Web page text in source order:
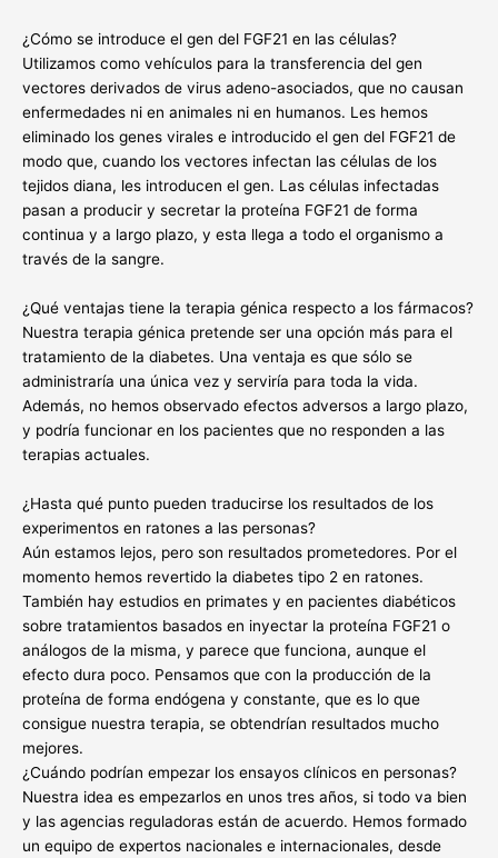
¿Cómo se introduce el gen del FGF21 en las células?
Utilizamos como vehículos para la transferencia del gen
vectores derivados de virus adeno-asociados, que no causan
enfermedades ni en animales ni en humanos. Les hemos
eliminado los genes virales e introducido el gen del FGF21 de
modo que, cuando los vectores infectan las células de los
tejidos diana, les introducen el gen. Las células infectadas
pasan a producir y secretar la proteína FGF21 de forma
continua y a largo plazo, y esta llega a todo el organismo a
través de la sangre.
¿Qué ventajas tiene la terapia génica respecto a los fármacos?
Nuestra terapia génica pretende ser una opción más para el
tratamiento de la diabetes. Una ventaja es que sólo se
administraría una única vez y serviría para toda la vida.
Además, no hemos observado efectos adversos a largo plazo,
y podría funcionar en los pacientes que no responden a las
terapias actuales.
¿Hasta qué punto pueden traducirse los resultados de los
experimentos en ratones a las personas?
Aún estamos lejos, pero son resultados prometedores. Por el
momento hemos revertido la diabetes tipo 2 en ratones.
También hay estudios en primates y en pacientes diabéticos
sobre tratamientos basados en inyectar la proteína FGF21 o
análogos de la misma, y parece que funciona, aunque el
efecto dura poco. Pensamos que con la producción de la
proteína de forma endógena y constante, que es lo que
consigue nuestra terapia, se obtendrían resultados mucho
mejores.
¿Cuándo podrían empezar los ensayos clínicos en personas?
Nuestra idea es empezarlos en unos tres años, si todo va bien
y las agencias reguladoras están de acuerdo. Hemos formado
un equipo de expertos nacionales e internacionales, desde